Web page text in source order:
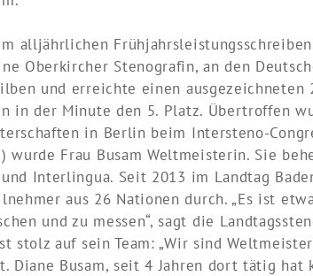
alljährlichen
Oberkircher Stenografin, an den
und erreichte einen
in der Minute den 5. Platz. Übertroffen
in Berlin beim Intersteno-
wurde Frau Busam Weltmeisterin. Sie
und Interlingua. Seit 2013 im Landtag
aus 26 Nationen durch. „Es ist
und zu messen“, sagt die
stolz auf sein Team: „Wir sind
Diane Busam, seit 4 Jahren dort tätig